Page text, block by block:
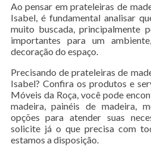
Ao pensar em prateleiras de
Isabel, é fundamental analisar
muito buscada, principalmente
importantes para um
decoração do espaço.
Precisando de prateleiras de
Isabel? Confira os produtos e
Móveis da Roça, você pode
madeira, painéis de madeira,
opções para atender suas
solicite já o que precisa com
estamos a disposição.